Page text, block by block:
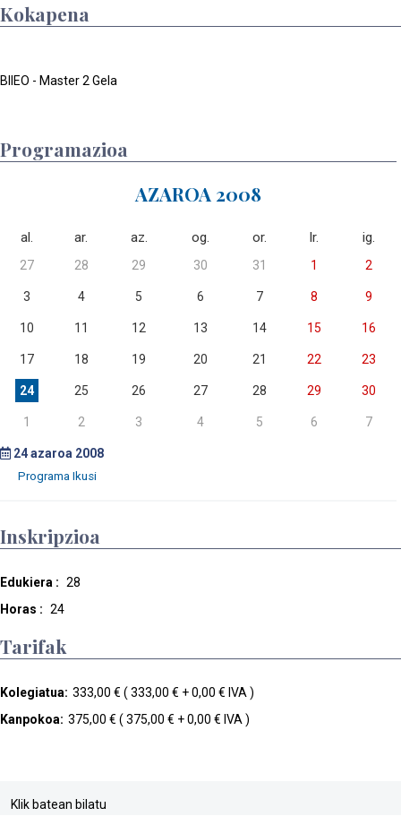
Kokapena
BIIEO - Master 2 Gela
Programazioa
AZAROA 2008
al. ar. az. og. or. lr. ig.
27 28 29 30 31 1 2
3 4 5 6 7 8 9
10 11 12 13 14 15 16
17 18 19 20 21 22 23
24 25 26 27 28 29 30
1 2 3 4 5 6 7
24azaroa 2008
Inskripzioa
Edukiera : 28
Horas : 24
Tarifak
Kolegiatua: 333,00 € ( 333,00 € + 0,00 € IVA )
Kanpokoa: 375,00 € ( 375,00 € + 0,00 € IVA )
Klik batean bilatu